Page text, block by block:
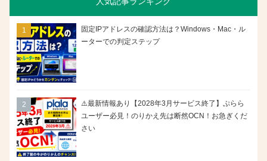
固定IPアドレスの確認方法は？Windows・Mac・ル
ーターでの判定ステップ
⚠️最新情報あり【2028年3月サービス終了】ぷらら
ユーザー必見！のりかえ先は断然OCN！お急ぎくだ
さい